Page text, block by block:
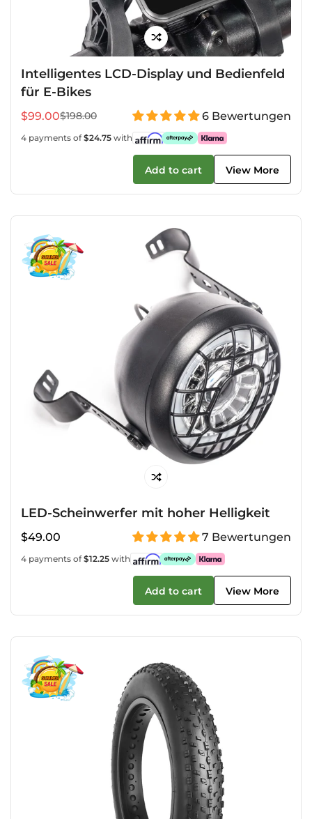
Intelligentes LCD-Display und Bedienfeld
für E-Bikes
Verkaufspreis
$99.00
Regulärer
Preis
$198.00 6 Bewertungen
4 payments of$24.75 with
Add to cart View More
LED-Scheinwerfer mit hoher Helligkeit
Regulärer
Preis
$49.00 7 Bewertungen
4 payments of$12.25 with
Add to cart View More